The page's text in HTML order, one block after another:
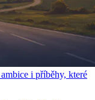
i příběhy, které